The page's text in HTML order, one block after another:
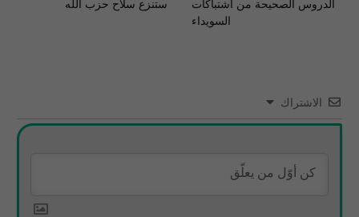
الدروس الصحيحة من اشتباكات
السويداء
ستنزع سلاح حزب الله
الاشتراك